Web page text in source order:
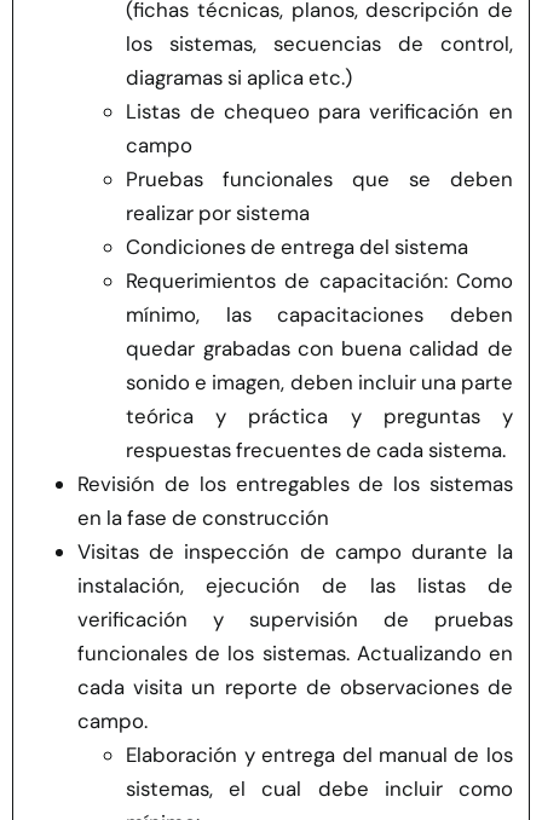
(fichas técnicas, planos, descripción de
los sistemas, secuencias de control,
diagramas si aplica etc.)
Listas de chequeo para verificación en
campo
Pruebas funcionales que se deben
realizar por sistema
Condiciones de entrega del sistema
Requerimientos de capacitación: Como
mínimo, las capacitaciones deben
quedar grabadas con buena calidad de
sonido e imagen, deben incluir una parte
teórica y práctica y preguntas y
respuestas frecuentes de cada sistema.
Revisión de los entregables de los sistemas
en la fase de construcción
Visitas de inspección de campo durante la
instalación, ejecución de las listas de
verificación y supervisión de pruebas
funcionales de los sistemas. Actualizando en
cada visita un reporte de observaciones de
campo.
Elaboración y entrega del manual de los
sistemas, el cual debe incluir como